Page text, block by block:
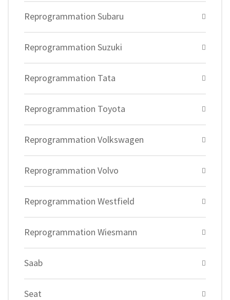
Reprogrammation Subaru
Reprogrammation Suzuki
Reprogrammation Tata
Reprogrammation Toyota
Reprogrammation Volkswagen
Reprogrammation Volvo
Reprogrammation Westfield
Reprogrammation Wiesmann
Saab
Seat